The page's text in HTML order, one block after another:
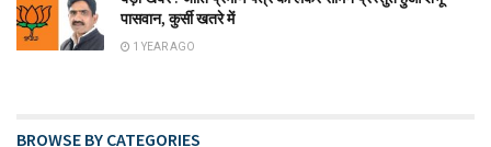
पासवान, कुर्सी खतरे में
1 YEAR AGO
BROWSE BY CATEGORIES